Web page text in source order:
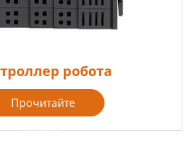
робота
Прочитайте
больше